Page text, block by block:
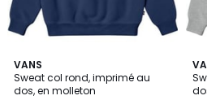
VANS
Sweat col rond, imprimé au
dos, en molleton
2